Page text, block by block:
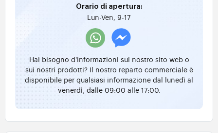
Orario di apertura:
Lun-Ven, 9-17
Hai bisogno d'informazioni sul nostro sito web o
sui nostri prodotti? Il nostro reparto commerciale è
disponibile per qualsiasi informazione dal lunedì al
venerdì, dalle 09:00 alle 17:00.